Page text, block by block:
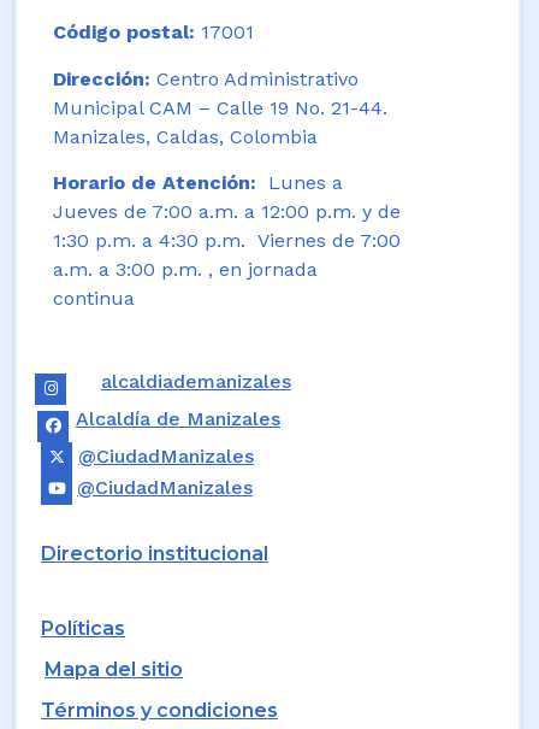
Código postal: 17001
Dirección: Centro Administrativo
Municipal CAM – Calle 19 No. 21-44.
Manizales, Caldas, Colombia
Horario de Atención: Lunes a
Jueves de 7:00 a.m. a 12:00 p.m. y de
1:30 p.m. a 4:30 p.m. Viernes de 7:00
a.m. a 3:00 p.m. , en jornada
continua
alcaldiademanizales
Alcaldía de Manizales
@CiudadManizales
@CiudadManizales
Directorio institucional
Políticas
Mapa del sitio
Términos y condiciones